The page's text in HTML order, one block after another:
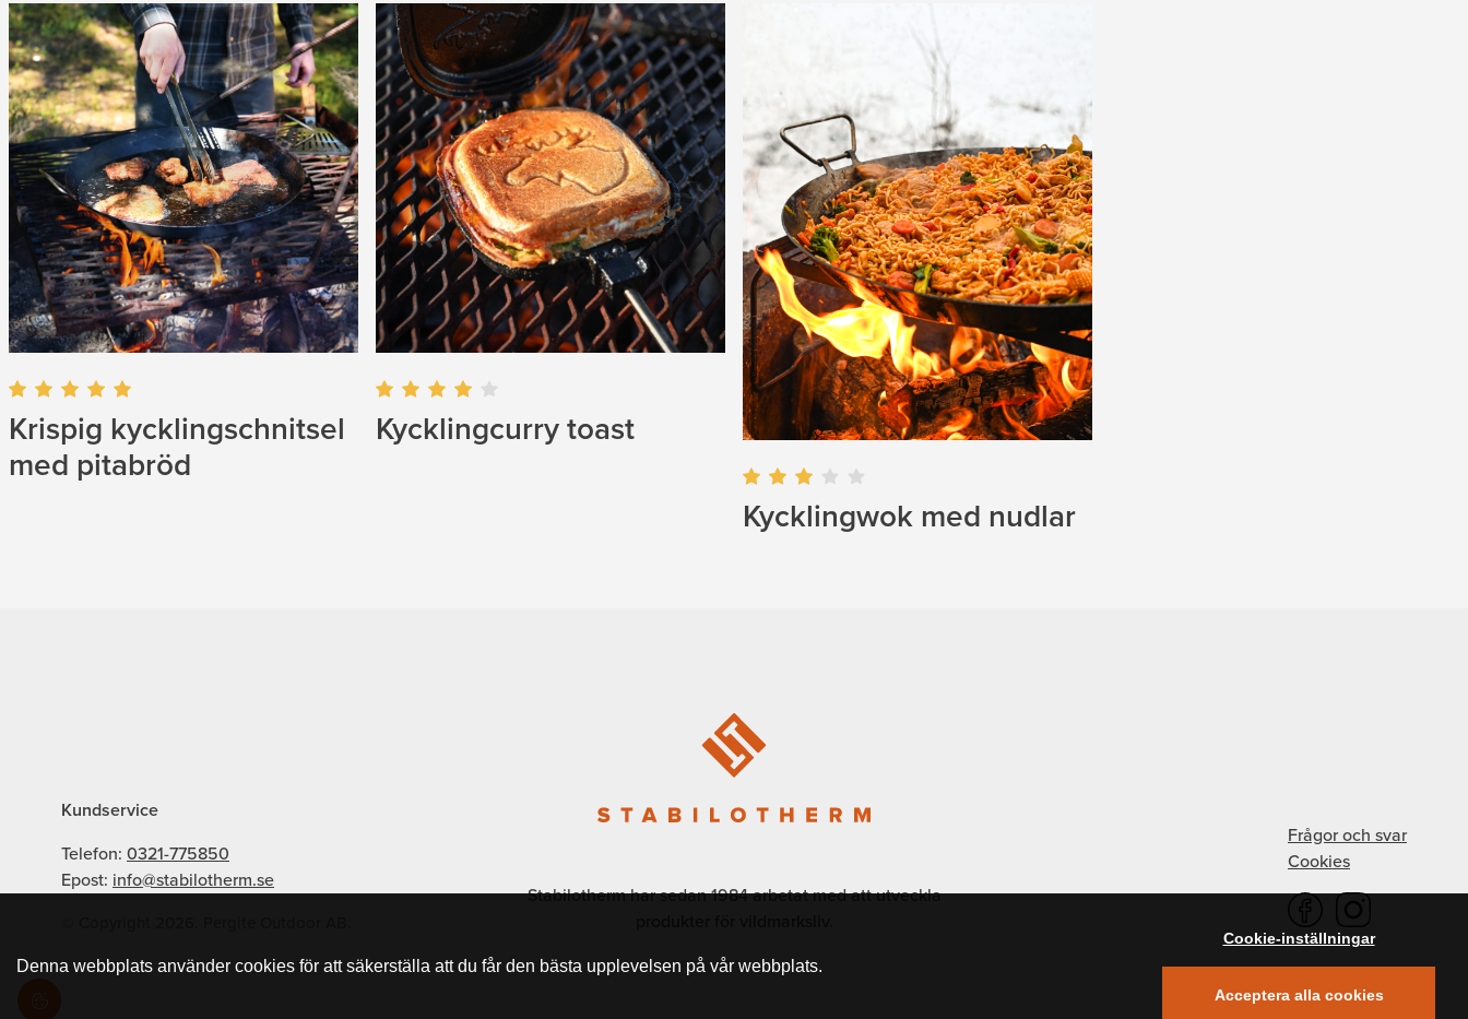
Denna webbplats använder cookies för att säkerställa att du får den bästa upplevelsen på vår webbplats.
Cookie-inställningar
Acceptera alla cookies
Krispig kycklingschnitsel
med pitabröd
Kycklingcurry toast
Kycklingwok med nudlar
Kundservice
Telefon: 0321-775850
Epost: info@stabilotherm.se
Stabilotherm har sedan 1984 arbetat med att utveckla
Frågor och svar
Cookies